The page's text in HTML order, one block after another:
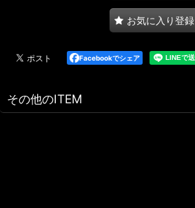
お気に入り登録
Facebookでシェア
その他のITEM